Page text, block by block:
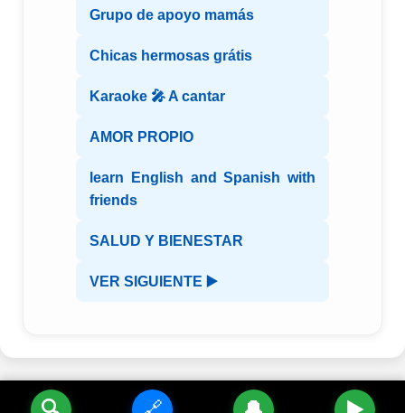
Grupo de apoyo mamás
Chicas hermosas grátis
Karaoke 🎤 A cantar
AMOR PROPIO
learn English and Spanish with
friends
SALUD Y BIENESTAR
VER SIGUIENTE ▶️